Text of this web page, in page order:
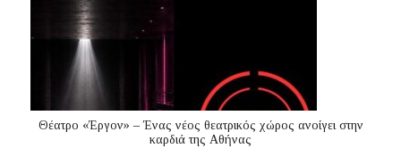
Θέατρο «Έργον» – Ένας νέος θεατρικός χώρος ανοίγει στην
καρδιά της Αθήνας